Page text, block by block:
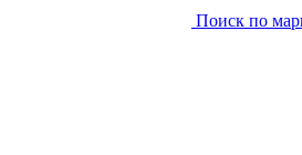
Поиск по